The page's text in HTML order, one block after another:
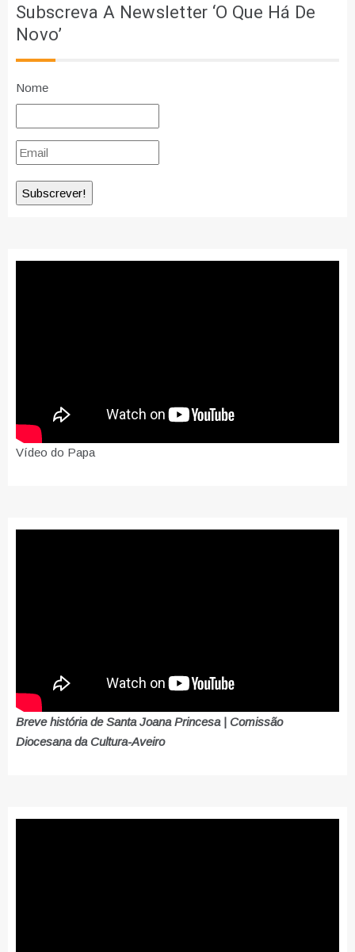
Subscreva A Newsletter ‘O Que Há De
Novo’
Nome
Vídeo do Papa
Breve história de Santa Joana Princesa | Comissão
Diocesana da Cultura-Aveiro